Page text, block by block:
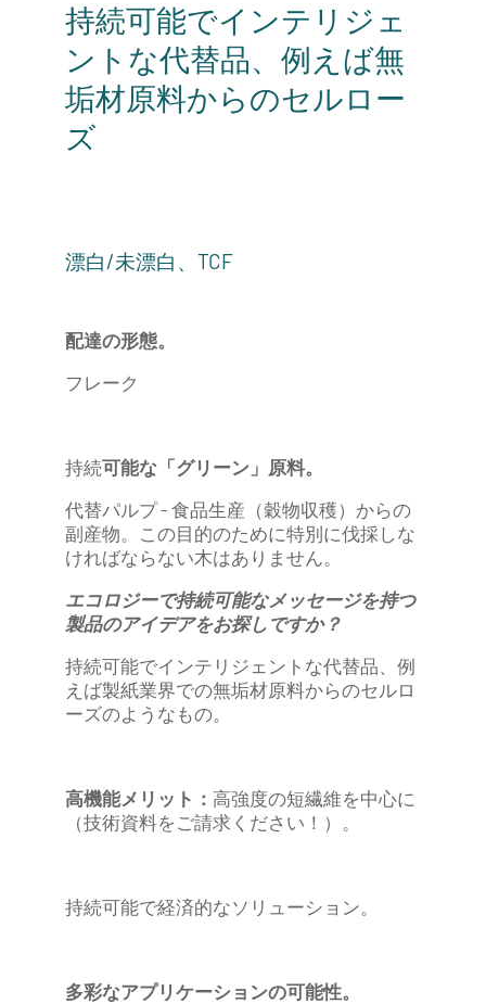
持続可能でインテリジェ
ントな代替品、例えば無
垢材原料からのセルロー
ズ
漂白/未漂白、TCF
配達の形態。
フレーク
持続可能な「グリーン」原料。
代替パルプ - 食品生産（穀物収穫）からの
副産物。この目的のために特別に伐採しな
ければならない木はありません。
エコロジーで持続可能なメッセージを持つ
製品のアイデアをお探しですか？
持続可能でインテリジェントな代替品、例
えば製紙業界での無垢材原料からのセルロ
ーズのようなもの。
高機能メリット： 高強度の短繊維を中心に
（技術資料をご請求ください！）。
持続可能で経済的なソリューション。
多彩なアプリケーションの可能性。